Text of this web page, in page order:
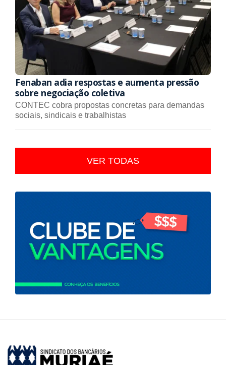
Fenaban adia respostas e aumenta pressão
sobre negociação coletiva
CONTEC cobra propostas concretas para demandas
sociais, sindicais e trabalhistas
VER TODAS